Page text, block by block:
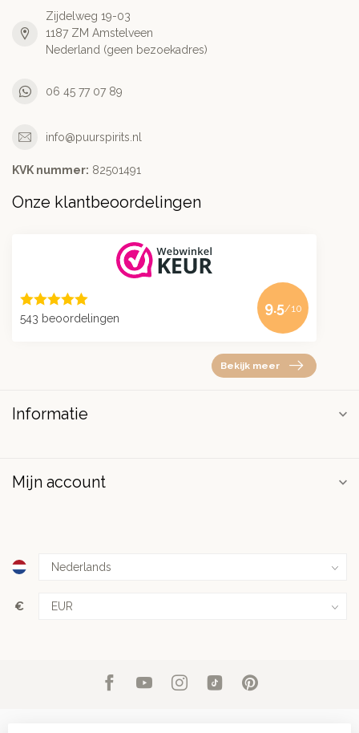
Zijdelweg 19-03
1187 ZM Amstelveen
Nederland (geen bezoekadres)
06 45 77 07 89
info@puurspirits.nl
KVK nummer: 82501491
Onze klantbeoordelingen
543 beoordelingen
9.5/10
Bekijk meer
Informatie
Mijn account
€